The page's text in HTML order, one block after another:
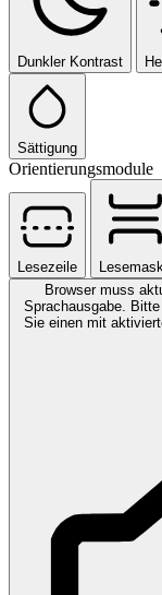
Dunkler Kontrast
Sättigung
Orientierungsmodule
Lesezeile
Browser muss
Sprachausgabe.
Sie einen mit